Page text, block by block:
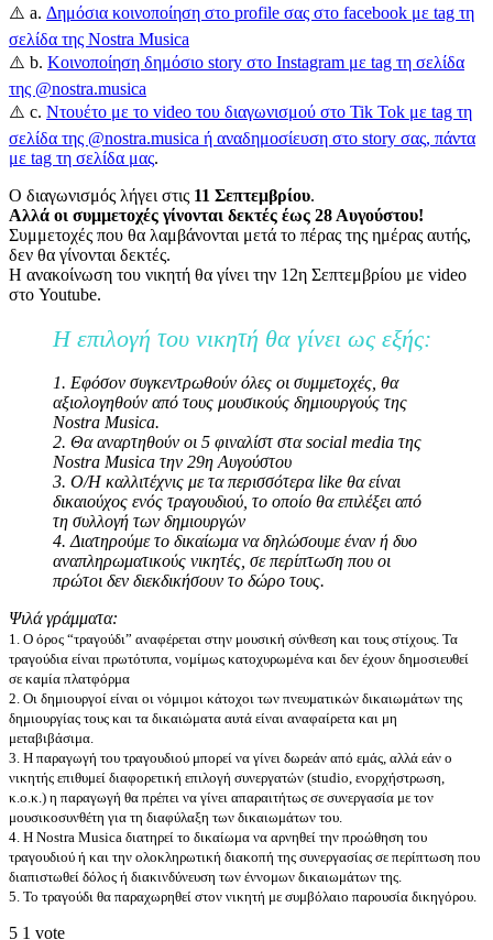
⚠️ a. Δημόσια κοινοποίηση στο profile σας στο facebook με tag τη
σελίδα της Nostra Musica
⚠️ b. Κοινοποίηση δημόσιο story στο Instagram με tag τη σελίδα
της @nostra.musica
⚠️ c. Ντουέτο με το video του διαγωνισμού στο Tik Tok με tag τη
σελίδα της @nostra.musica ή αναδημοσίευση στο story σας, πάντα
με tag τη σελίδα μας.
Ο διαγωνισμός λήγει στις 11 Σεπτεμβρίου.
Αλλά οι συμμετοχές γίνονται δεκτές έως 28 Αυγούστου!
Συμμετοχές που θα λαμβάνονται μετά το πέρας της ημέρας αυτής,
δεν θα γίνονται δεκτές.
Η ανακοίνωση του νικητή θα γίνει την 12η Σεπτεμβρίου με video
στο Youtube.
Η επιλογή του νικητή θα γίνει ως εξής:
1. Εφόσον συγκεντρωθούν όλες οι συμμετοχές, θα
αξιολογηθούν από τους μουσικούς δημιουργούς της
Nostra Musica.
2. Θα αναρτηθούν οι 5 φιναλίστ στα social media της
Nostra Musica την 29η Αυγούστου
3. Ο/Η καλλιτέχνις με τα περισσότερα like θα είναι
δικαιούχος ενός τραγουδιού, το οποίο θα επιλέξει από
τη συλλογή των δημιουργών
4. Διατηρούμε το δικαίωμα να δηλώσουμε έναν ή δυο
αναπληρωματικούς νικητές, σε περίπτωση που οι
πρώτοι δεν διεκδικήσουν το δώρο τους.
Ψιλά γράμματα:
1. Ο όρος “τραγούδι” αναφέρεται στην μουσική σύνθεση και τους στίχους. Τα
τραγούδια είναι πρωτότυπα, νομίμως κατοχυρωμένα και δεν έχουν δημοσιευθεί
σε καμία πλατφόρμα
2. Οι δημιουργοί είναι οι νόμιμοι κάτοχοι των πνευματικών δικαιωμάτων της
δημιουργίας τους και τα δικαιώματα αυτά είναι αναφαίρετα και μη
μεταβιβάσιμα.
3. Η παραγωγή του τραγουδιού μπορεί να γίνει δωρεάν από εμάς, αλλά εάν ο
νικητής επιθυμεί διαφορετική επιλογή συνεργατών (studio, ενορχήστρωση,
κ.ο.κ.) η παραγωγή θα πρέπει να γίνει απαραιτήτως σε συνεργασία με τον
μουσικοσυνθέτη για τη διαφύλαξη των δικαιωμάτων του.
4. Η Nostra Musica διατηρεί το δικαίωμα να αρνηθεί την προώθηση του
τραγουδιού ή και την ολοκληρωτική διακοπή της συνεργασίας σε περίπτωση που
διαπιστωθεί δόλος ή διακινδύνευση των έννομων δικαιωμάτων της.
5. Το τραγούδι θα παραχωρηθεί στον νικητή με συμβόλαιο παρουσία δικηγόρου.
5 1 vote